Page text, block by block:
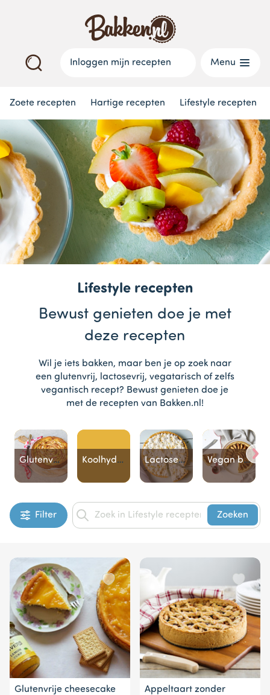
Inloggen mijn recepten Menu
Zoete recepten Hartige recepten Lifestyle recepten
Lifestyle recepten
Bewust genieten doe je met
deze recepten
Wil je iets bakken, maar ben je op zoek naar
een glutenvrij, lactosevrij, vegatarisch of zelfs
vegantisch recept? Bewust genieten doe je
met de recepten van Bakken.nl!
Glutenvrij bakken Koolhydraatarm bakken Lactosevrij bakken Vegan bakken
Item
1
Filter Zoeken
Glutenvrije cheesecake
Appeltaart zonder